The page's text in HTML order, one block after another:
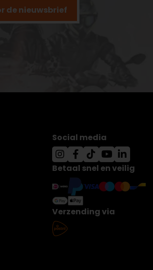
de nieuwsbrief
Social media
Betaal snel en veilig
Verzending via